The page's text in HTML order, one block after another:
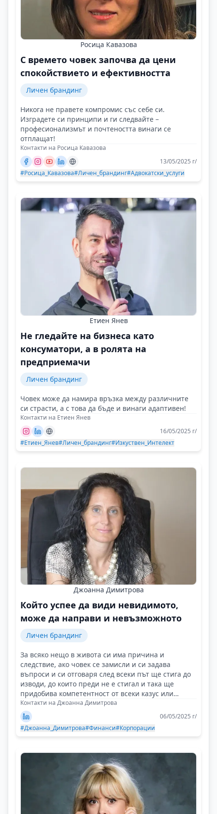
Росица Кавазова
С времето човек започва да цени
спокойствието и ефективността
Личен брандинг
Никога не правете компромис със себе си.
Изградете си принципи и ги следвайте –
професионализмът и почтеността винаги се
отплащат!
Контакти на Росица Кавазова
13/05/2025 г/
#Росица_Кавазова#Личен_брандинг#Адвокатски_услуги
Етиен Янев
Не гледайте на бизнеса като
консуматори, а в ролята на
предприемачи
Личен брандинг
Човек може да намира връзка между различните
си страсти, а с това да бъде и винаги адаптивен!
Контакти на Етиен Янев
16/05/2025 г/
#Етиен_Янев#Личен_брандинг#Изкуствен_Интелект
Джоанна Димитрова
Който успее да види невидимото,
може да направи и невъзможното
Личен брандинг
За всяко нещо в живота си има причина и
следствие, ако човек се замисли и си задава
въпроси и си отговаря след всеки път ще стига до
изводи, до които преди не е стигал и така ще
придобива компетентност от всеки казус или
случай!
Контакти на Джоанна Димитрова
06/05/2025 г/
#Джоанна_Димитрова#Финанси#Корпорации